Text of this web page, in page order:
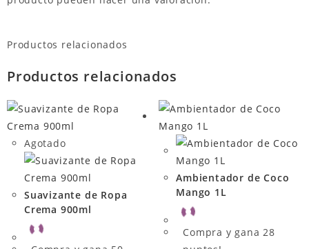
Productos relacionados
Productos relacionados
Agotado
Suavizante de Ropa
Crema 900ml
Ambientador de Coco
Mango 1L
Compra y gana 28